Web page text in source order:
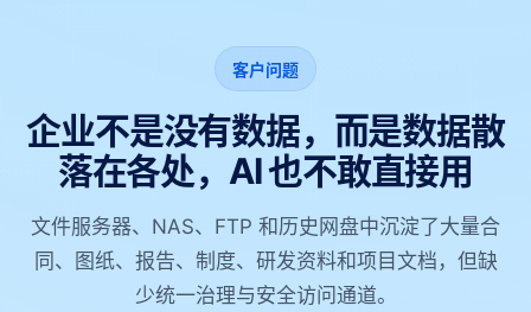
客户问题
企业不是没有数据，而是数据散
落在各处，AI 也不敢直接用
文件服务器、NAS、FTP 和历史网盘中沉淀了大量合
同、图纸、报告、制度、研发资料和项目文档，但缺
少统一治理与安全访问通道。